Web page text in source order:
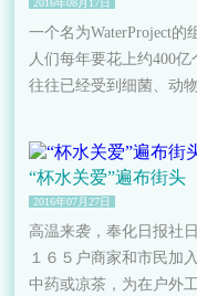
2016年08月17日
一个名为WaterProject的
人们每年要花上约400
往往已经受到细菌、动
“杯水关爱”遍布街头
2016年07月27日
高温来袭，奉化日报社
１６５户商家和市民加
中药或凉茶，为在户外